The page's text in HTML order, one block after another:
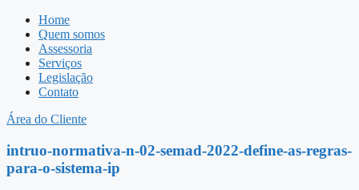
Home
Quem somos
Assessoria
Serviços
Legislação
Contato
Área do Cliente
intruo-normativa-n-02-semad-2022-define-as-regras-
para-o-sistema-ip